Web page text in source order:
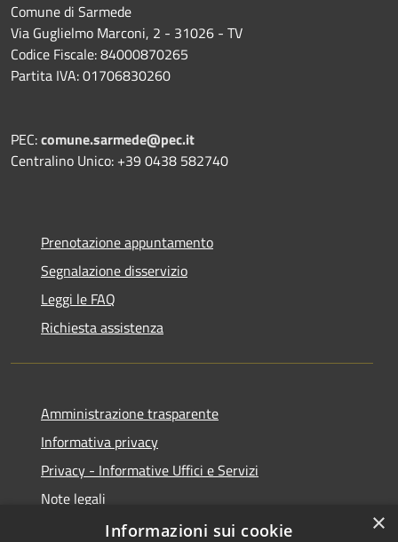
Comune di Sarmede
Via Guglielmo Marconi, 2 - 31026 - TV
Codice Fiscale: 84000870265
Partita IVA: 01706830260
PEC:comune.sarmede@pec.it
Centralino Unico: +39 0438 582740
Prenotazione appuntamento
Segnalazione disservizio
Leggi le FAQ
Richiesta assistenza
Amministrazione trasparente
Informativa privacy
Privacy - Informative Uffici e Servizi
Note legali
Dichiarazione di accessibilità
×
Informazioni sui cookie